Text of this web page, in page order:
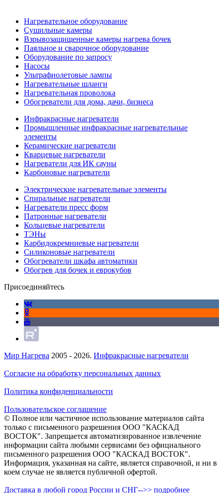
Нагревательное оборудование
Сушильные камеры
Взрывозащищенные камеры нагрева бочек
Паяльное и сварочное оборудование
Оборудование по запросу
Насосы
Ультрафиолетовые лампы
Нагревательные шланги
Нагревательная проволока
Обогреватели для дома, дачи, бизнеса
Инфракрасные нагреватели
Промышленные инфракрасные нагревательные
элементы
Керамические нагреватели
Кварцевые нагреватели
Нагреватели для ИК сауны
Карбоновые нагреватели
Электрические нагревательные элементы
Спиральные нагреватели
Нагреватели пресс форм
Патронные нагреватели
Кольцевые нагреватели
ТЭНы
Карбидокремниевые нагреватели
Силиконовые нагреватели
Обогреватели шкафа автоматики
Обогрев для бочек и еврокубов
Присоединяйтесь
Мир Нагрева 2005 - 2026. Инфракрасные нагреватели
Согласие на обработку персональных данных
Политика конфиденциальности
Пользовательское соглашение
© Полное или частичное использование материалов сайта
только с письменного разрешения ООО "КАСКАД
ВОСТОК". Запрещается автоматизированное извлечение
информации сайта любыми сервисами без официального
письменного разрешения ООО "КАСКАД ВОСТОК".
Информация, указанная на сайте, является справочной, и ни в
коем случае не является публичной офертой.
Доставка в любой город России и СНГ-->> подробнее